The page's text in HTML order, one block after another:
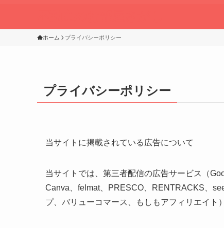
ホーム プライバシーポリシー
プライバシーポリシー
当サイトに掲載されている広告について
当サイトでは、第三者配信の広告サービス（
Canva、felmat、PRESCO、RENTRACKS、
プ、バリューコマース、もしもアフィリエイト